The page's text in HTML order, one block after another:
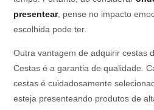
presentear, pense no impacto
escolhida pode ter.
Outra vantagem de adquirir cestas
Cestas é a garantia de qualidade.
cestas é cuidadosamente
esteja presenteando produtos de